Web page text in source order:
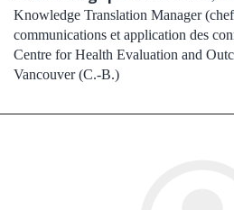
Knowledge Translation Manager
communications et application des
Centre for Health Evaluation and
Vancouver (C.-B.)